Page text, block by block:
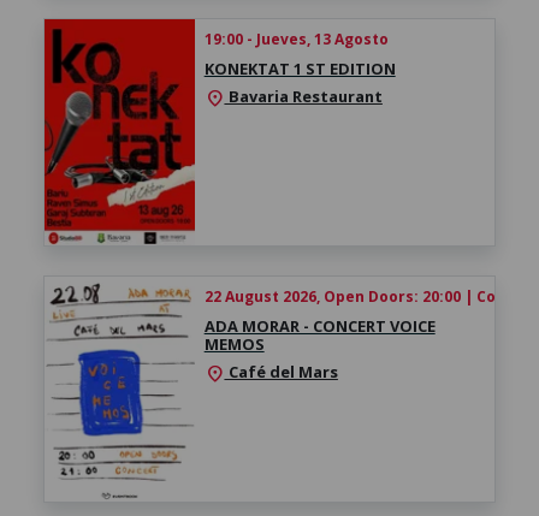
19:00 - Jueves, 13 Agosto
KONEKTAT 1 ST EDITION
location_on Bavaria Restaurant
22 August 2026, Open Doors: 20:00 |
ADA MORAR - CONCERT VOICE
MEMOS
location_on Café del Mars